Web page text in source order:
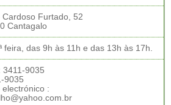
Cardoso Furtado, 52
Cantagalo
feira, das 9h às 11h e das 13h às 17h.
3411-9035
9035
electrónico :